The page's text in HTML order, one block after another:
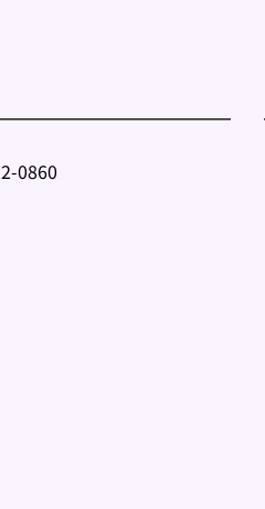
0860